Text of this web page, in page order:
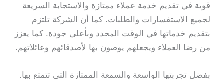
قوية في تقديم خدمة عملاء ممتازة والاستجابة السريعة
لجميع الاستفسارات والطلبات. كما أن الشركة تلتزم
بتقديم خدماتها في الوقت المحدد وبأعلى جودة. كما يعزز
من رضا العملاء ويجعلهم يوصون بها لأصدقائهم وعائلاتهم.
بفضل تجربتها الواسعة والسمعة الممتازة التي تتمتع بها.